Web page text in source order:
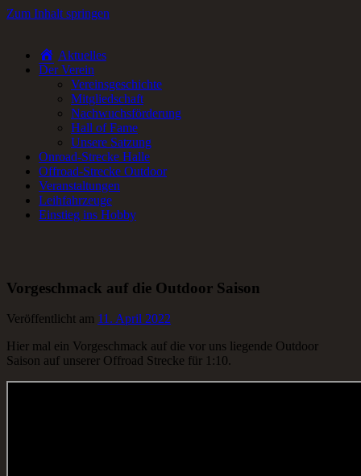
Zum Inhalt springen
RC-Car Verein in Frankfurt am Main für Offroad- und Onroad RC-
Aktuelles
Der Verein
Vereinsgeschichte
Mitgliedschaft
Nachwuchsförderung
Hall of Fame
Unsere Satzung
Onroad-Strecke Halle
Offroad-Strecke Outdoor
Veranstaltungen
Leihfahrzeuge
Einstieg ins Hobby
Vorgeschmack auf die Outdoor Saison
Veröffentlicht am 11. April 2022
Hier mal ein Vorgeschmack auf die vor uns liegende Outdoor
Saison auf unserer Offroad Strecke für 1:10.